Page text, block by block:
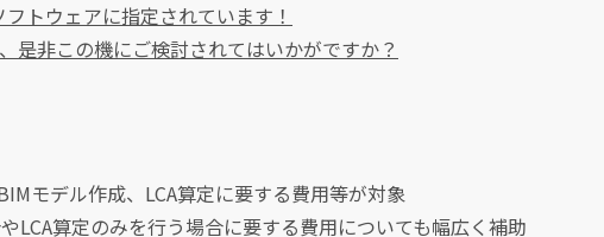
トウェアに指定されています！
是非この機にご検討されてはいかがですか？
モデル作成、LCA算定に要する費用等が対象
LCA算定のみを行う場合に要する費用についても幅広く補助